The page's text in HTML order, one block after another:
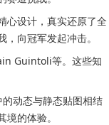
心设计，真实还原了全
向冠军发起冲击。
Guintoli等。这些知
动态与静态贴图相结
的体验。